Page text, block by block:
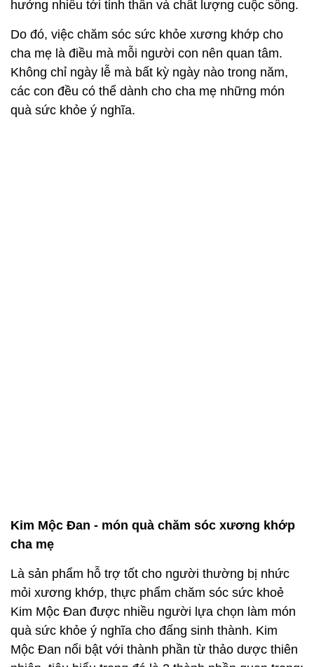
hưởng nhiều tới tinh thần và chất lượng cuộc sống.
Do đó, việc chăm sóc sức khỏe xương khớp cho
cha mẹ là điều mà mỗi người con nên quan tâm.
Không chỉ ngày lễ mà bất kỳ ngày nào trong năm,
các con đều có thể dành cho cha mẹ những món
quà sức khỏe ý nghĩa.
Kim Mộc Đan - món quà chăm sóc xương khớp
cha mẹ
Là sản phẩm hỗ trợ tốt cho người thường bị nhức
mỏi xương khớp, thực phẩm chăm sóc sức khoẻ
Kim Mộc Đan được nhiều người lựa chọn làm món
quà sức khỏe ý nghĩa cho đấng sinh thành. Kim
Mộc Đan nổi bật với thành phần từ thảo dược thiên